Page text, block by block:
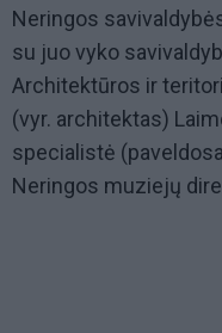
Neringos
su juo vyko
Architektūros ir
(vyr. architektas)
specialistė
Neringos muziejų